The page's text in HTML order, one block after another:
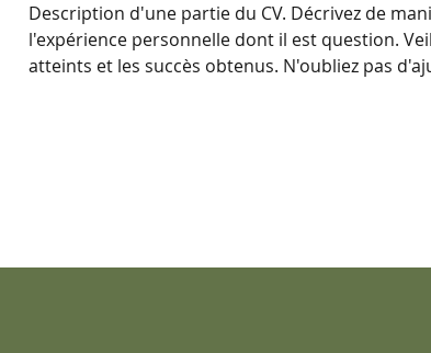
Description d'une partie du CV. Décrivez de
l'expérience personnelle dont il est question.
atteints et les succès obtenus. N'oubliez pas